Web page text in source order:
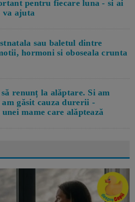
pentru fiecare luna - si ai
va ajuta
sau baletul dintre
hormoni si oboseala crunta
renunț la alăptare. Si am
am găsit cauza durerii -
mame care alăptează